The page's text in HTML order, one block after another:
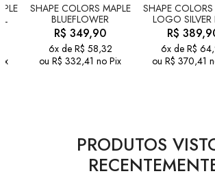
SHAPE COLORS MAPLE
BLUEFLOWER
R$ 349,90
6x de R$ 58,32
ou R$ 332,41 no Pix
SHAPE COLORS
LOGO SILVER
R$
6x de R$
ou R$ 370,41
PRODUTOS